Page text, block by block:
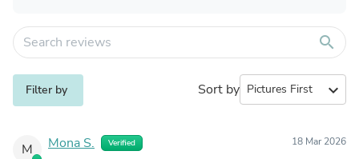
search
Filter by Sort by expand_more
M Mona S. Verified 18 Mar 2026